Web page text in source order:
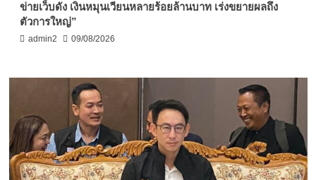
ข่ายเว็บดัง เงินหมุนเวียนหลายร้อยล้านบาท เร่งขยายผลถึง
ตัวการใหญ่”
admin2 09/08/2026